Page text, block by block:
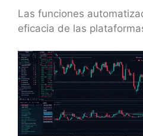
Las funciones
eficacia de las